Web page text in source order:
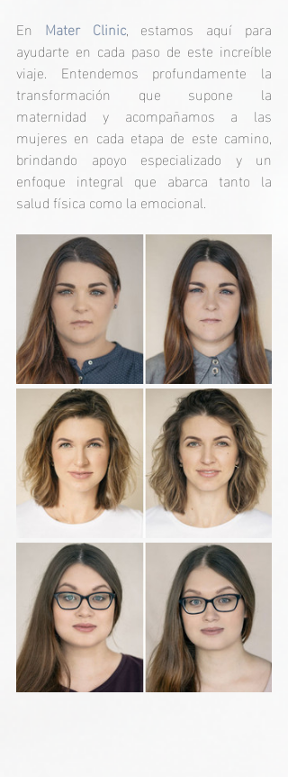
En Mater Clinic, estamos aquí para
ayudarte en cada paso de este increíble
viaje. Entendemos profundamente la
transformación que supone la
maternidad y acompañamos a las
mujeres en cada etapa de este camino,
brindando apoyo especializado y un
enfoque integral que abarca tanto la
salud física como la emocional.